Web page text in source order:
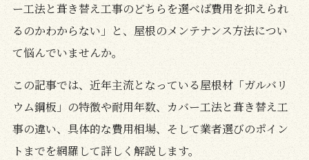
ー工法と葺き替え工事のどちらを選べば費用を抑えられ
るのかわからない」と、屋根のメンテナンス方法につい
て悩んでいませんか。
この記事では、近年主流となっている屋根材「ガルバリ
ウム鋼板」の特徴や耐用年数、カバー工法と葺き替え工
事の違い、具体的な費用相場、そして業者選びのポイン
トまでを網羅して詳しく解説します。